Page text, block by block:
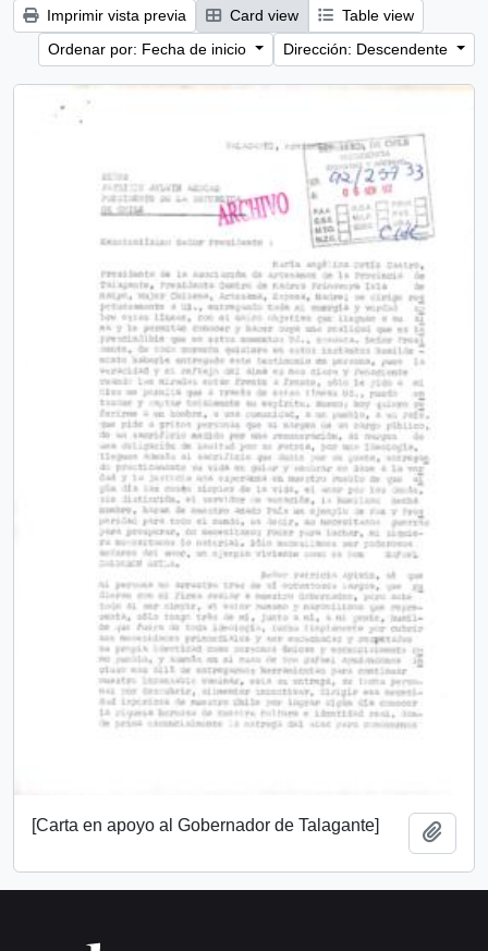
Imprimir vista previa Card view
Table view
Ordenar por: Fecha de inicio
Dirección: Descendente
[Carta en apoyo al Gobernador de Talagante]